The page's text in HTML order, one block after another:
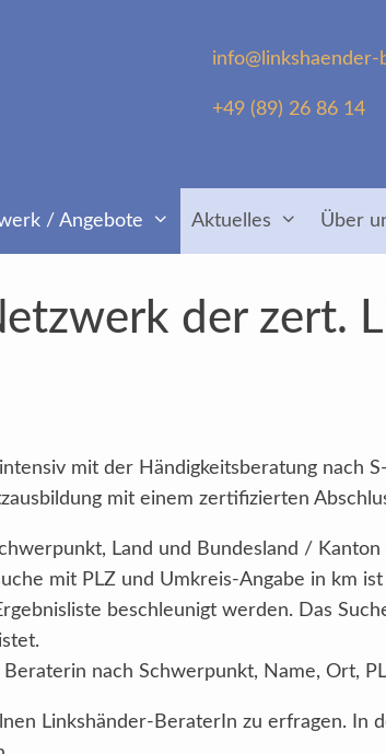
info@linkshaender-
+49 (89) 26 86 14
/ Angebote Aktuelles Über
der zert.
mit der Händigkeitsberatung nach
mit einem zertifizierten
Land und Bundesland /
mit PLZ und Umkreis-Angabe in km
beschleunigt werden. Das
nach Schwerpunkt, Name, Ort,
Linkshänder-BeraterIn zu erfragen. In